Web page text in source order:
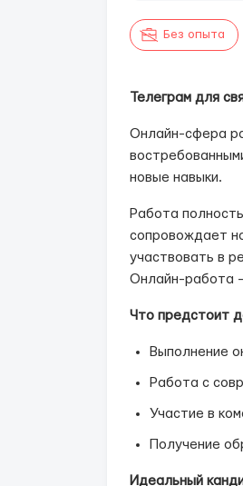
Без опыта
Телеграм для
Онлайн-сфера
новые навыки.
Работа
сопровождает
участвовать в
Онлайн-работа
Что предстоит
Выполнение
Работа с
Участие в
Получение
Идеальный